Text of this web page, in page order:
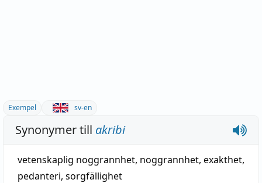
Exempel sv-en
Synonymer till akribi
vetenskaplig noggrannhet, noggrannhet, exakthet,
pedanteri, sorgfällighet